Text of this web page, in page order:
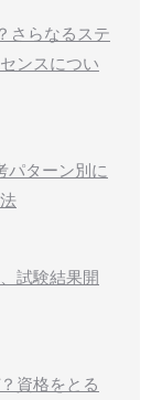
さらなるステ
ンスについ
パターン別に
試験結果開
資格をとる